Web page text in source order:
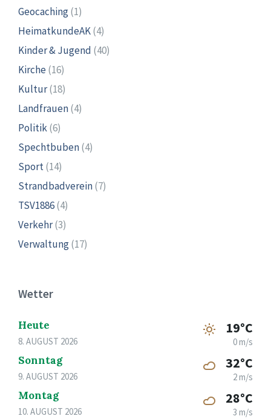
Geocaching(1)
HeimatkundeAK(4)
Kinder & Jugend (40)
Kirche(16)
Kultur(18)
Landfrauen(4)
Politik(6)
Spechtbuben(4)
Sport(14)
Strandbadverein(7)
TSV1886(4)
Verkehr(3)
Verwaltung(17)
Wetter
Heute
8. AUGUST 2026
19°C
0 m/s
Sonntag
9. AUGUST 2026
32°C
2 m/s
Montag
10. AUGUST 2026
28°C
3 m/s